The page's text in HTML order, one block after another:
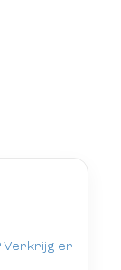
Verkrijg er